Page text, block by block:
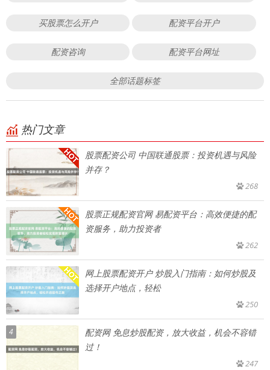
买股票怎么开户 配资平台开户
配资咨询 配资平台网址
全部话题标签
热门文章
股票配资公司 中国联通股票：投资机遇与风险
并存？
268
股票正规配资官网 易配资平台：高效便捷的配
资服务，助力投资者
262
网上股票配资开户 炒股入门指南：如何炒股及
选择开户地点，轻松
250
4
配资网 免息炒股配资，放大收益，机会不容错
过！
247